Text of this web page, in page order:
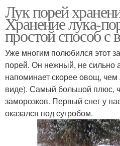
Лук порей
Хранение лука-
простой способ с
Уже многим полюбился этот
порей. Он нежный, не сильно
напоминает скорее овощ,
виде). Самый большой плюс,
заморозков. Первый снег у
оказался под сугробом.